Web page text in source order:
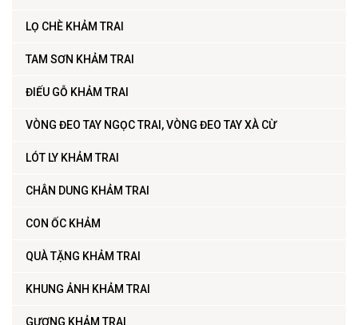
LỌ CHÈ KHẢM TRAI
TAM SƠN KHẢM TRAI
ĐIẾU GỖ KHẢM TRAI
VÒNG ĐEO TAY NGỌC TRAI, VÒNG ĐEO TAY XÀ CỪ
LÓT LY KHẢM TRAI
CHÂN DUNG KHẢM TRAI
CON ỐC KHẢM
QUÀ TẶNG KHẢM TRAI
KHUNG ẢNH KHẢM TRAI
GƯƠNG KHẢM TRAI